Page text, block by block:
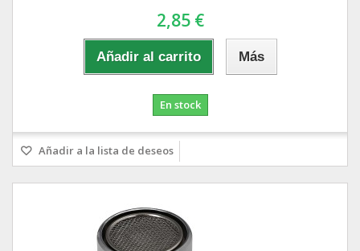
2,85 €
Añadir al carrito Más
En stock
Añadir a la lista de deseos